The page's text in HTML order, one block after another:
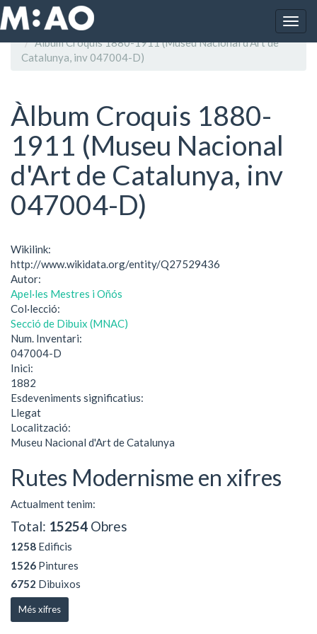
Vés al contingut
Inici
Àlbum Croquis 1880-1911 (Museu Nacional d'Art de
Catalunya, inv 047004-D)
Àlbum Croquis 1880-
1911 (Museu Nacional
d'Art de Catalunya, inv
047004-D)
Wikilink:
http://www.wikidata.org/entity/Q27529436
Autor:
Apel·les Mestres i Oñós
Col·lecció:
Secció de Dibuix (MNAC)
Num. Inventari:
047004-D
Inici:
1882
Esdeveniments significatius:
Llegat
Localització:
Museu Nacional d'Art de Catalunya
Rutes Modernisme en xifres
Actualment tenim:
Total: 15254 Obres
1258 Edificis
1526 Pintures
6752 Dibuixos
Més xifres